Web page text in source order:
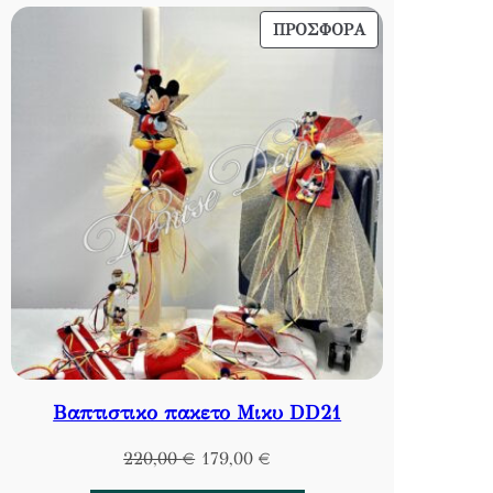
ΠΡΟΣΦΟΡΆΠΡΟΪΌΝ
ΣΕ
Βαπτιστικο πακετο Μικυ DD21
220,00€ Original
179,00 €